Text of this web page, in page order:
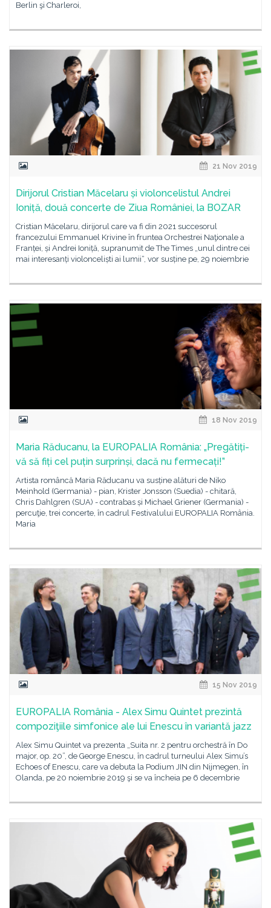
Berlin şi Charleroi,
21 Nov 2019
Dirijorul Cristian Măcelaru și violoncelistul Andrei
Ioniță, două concerte de Ziua României, la BOZAR
Cristian Măcelaru, dirijorul care va fi din 2021 succesorul
francezului Emmanuel Krivine în fruntea Orchestrei Naţionale a
Franței, și Andrei Ioniță, supranumit de The Times „unul dintre cei
mai interesanți violonceliști ai lumii“, vor susține pe, 29 noiembrie
18 Nov 2019
Maria Răducanu, la EUROPALIA România: „Pregătiți-
vă să fiți cel puțin surprinși, dacă nu fermecați!”
Artista româncă Maria Răducanu va susține alături de Niko
Meinhold (Germania) - pian, Krister Jonsson (Suedia) - chitară,
Chris Dahlgren (SUA) - contrabas și Michael Griener (Germania) -
percuţie, trei concerte, în cadrul Festivalului EUROPALIA România.
Maria
15 Nov 2019
EUROPALIA România - Alex Simu Quintet prezintă
compoziţiile simfonice ale lui Enescu în variantă jazz
Alex Simu Quintet va prezenta „Suita nr. 2 pentru orchestră în Do
major, op. 20”, de George Enescu, în cadrul turneului Alex Simu’s
Echoes of Enescu, care va debuta la Podium JIN din Nijmegen, în
Olanda, pe 20 noiembrie 2019 şi se va încheia pe 6 decembrie